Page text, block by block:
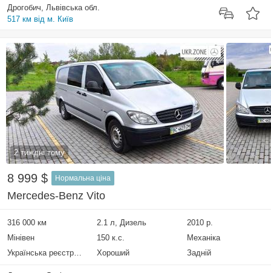
Дрогобич, Львівська обл.
517 км від м. Київ
2 тиждні тому
8 999 $ Нормальна ціна
Mercedes-Benz Vito
316 000 км 2.1 л, Дизель
2010 р.
Мінівен
150 к.с.
Механіка
Українська реєстрація
Хороший Задній